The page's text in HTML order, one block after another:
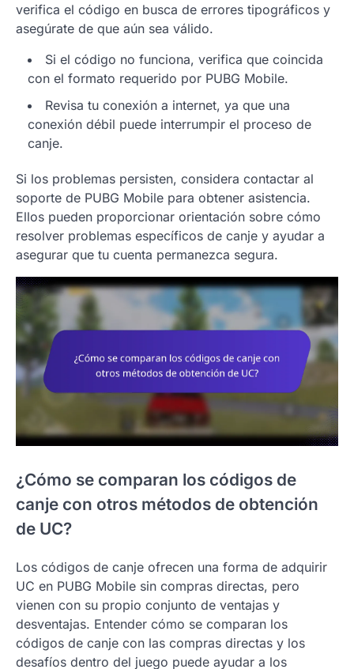
verifica el código en busca de errores tipográficos y
asegúrate de que aún sea válido.
Si el código no funciona, verifica que coincida
con el formato requerido por PUBG Mobile.
Revisa tu conexión a internet, ya que una
conexión débil puede interrumpir el proceso de
canje.
Si los problemas persisten, considera contactar al
soporte de PUBG Mobile para obtener asistencia.
Ellos pueden proporcionar orientación sobre cómo
resolver problemas específicos de canje y ayudar a
asegurar que tu cuenta permanezca segura.
¿Cómo se comparan los códigos de
canje con otros métodos de obtención
de UC?
Los códigos de canje ofrecen una forma de adquirir
UC en PUBG Mobile sin compras directas, pero
vienen con su propio conjunto de ventajas y
desventajas. Entender cómo se comparan los
códigos de canje con las compras directas y los
desafíos dentro del juego puede ayudar a los